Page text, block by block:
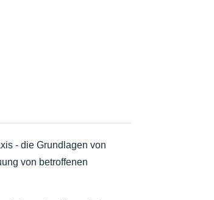
- die Grundlagen von
von betroffenen